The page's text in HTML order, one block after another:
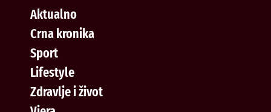
Aktualno
Crna kronika
Sport
Lifestyle
Zdravlje i život